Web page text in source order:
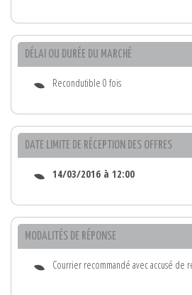
DÉLAI OU DURÉE DU MARCHÉ
Recondutible 0 fois
DATE LIMITE DE RÉCEPTION DES OFFRES
14/03/2016 à 12:00
MODALITÉS DE RÉPONSE
Courrier recommandé avec accusé de